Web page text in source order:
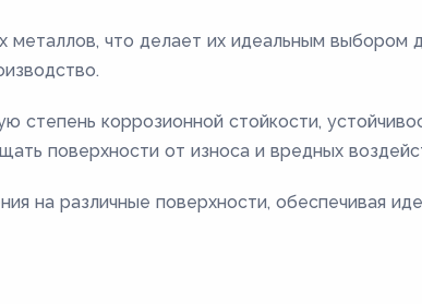
что делает их идеальным выбором
коррозионной стойкости,
поверхности от износа и вредных
на различные поверхности, обеспечивая